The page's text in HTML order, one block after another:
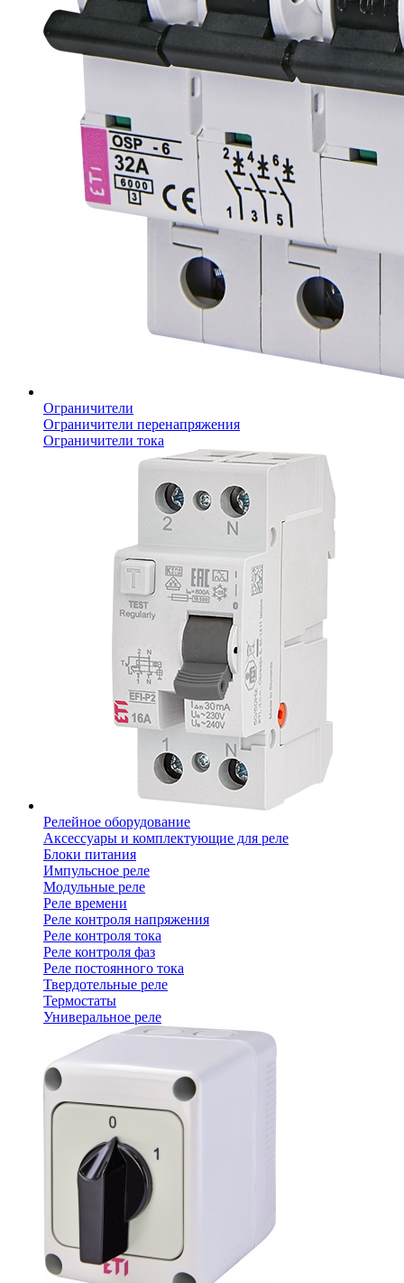
Ограничители
Ограничители перенапряжения
Ограничители тока
Релейное оборудование
Аксессуары и комплектующие для реле
Блоки питания
Импульсное реле
Модульные реле
Реле времени
Реле контроля напряжения
Реле контроля тока
Реле контроля фаз
Реле постоянного тока
Твердотельные реле
Термостаты
Универальное реле